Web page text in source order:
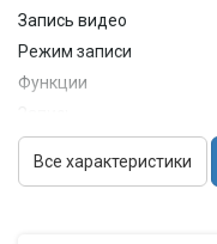
Запись видео
Режим записи
Функции
Звук
Все характеристики